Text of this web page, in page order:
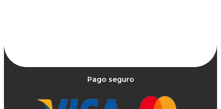
Pago seguro